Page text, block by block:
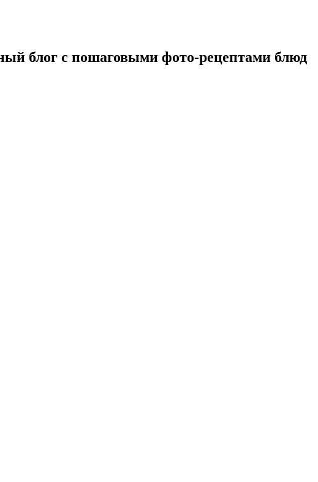
блог с пошаговыми фото-рецептами блюд